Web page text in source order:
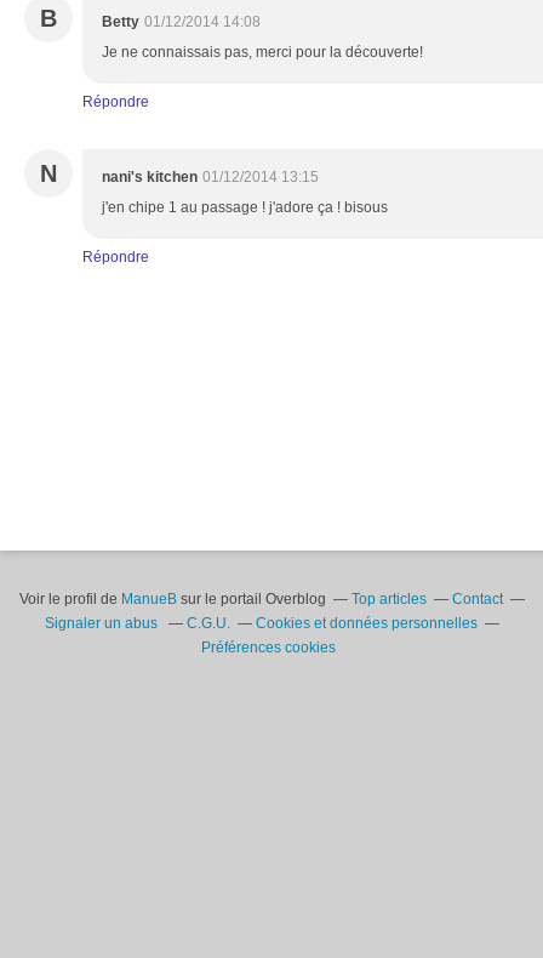
B Betty 01/12/2014 14:08
Je ne connaissais pas, merci pour la découverte!
Répondre
N nani's kitchen 01/12/2014 13:15
j'en chipe 1 au passage ! j'adore ça ! bisous
Répondre
Voir le profil de ManueBsur le portail Overblog Top articles
Contact
Signaler un abus
C.G.U.
Cookies et données personnelles
Préférences cookies